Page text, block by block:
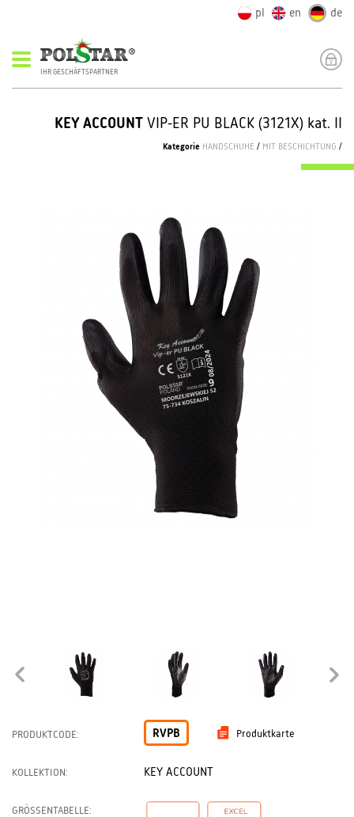
pl en de
IHR GESCHÄFTSPARTNER
KEY ACCOUNT VIP-ER PU BLACK (3121X) kat. II
Kategorie HANDSCHUHE / MIT BESCHICHTUNG /
PRODUKTCODE: RVPB Produktkarte
KOLLEKTION: KEY ACCOUNT
GRÖSSENTABELLE: